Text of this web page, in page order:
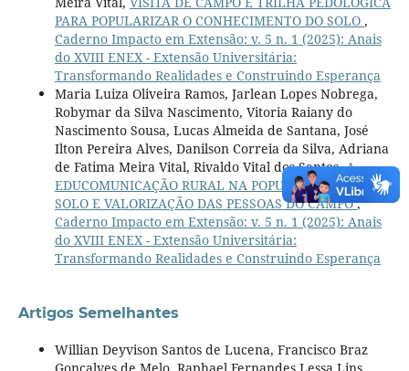
PARA POPULARIZAR O CONHECIMENTO DO SOLO ,
Caderno Impacto em Extensão: v. 5 n. 1 (2025): Anais
do XVIII ENEX - Extensão Universitária:
Transformando Realidades e Construindo Esperança
Maria Luiza Oliveira Ramos, Jarlean Lopes Nobrega,
Robymar da Silva Nascimento, Vitoria Raiany do
Nascimento Sousa, Lucas Almeida de Santana, José
Ilton Pereira Alves, Danilson Correia da Silva, Adriana
de Fatima Meira Vital, Rivaldo Vital dos Santos,A
EDUCOMUNICAÇÃO RURAL NA POPULARIZAÇÃO DO
SOLO E VALORIZAÇÃO DAS PESSOAS DO CAMPO,
Caderno Impacto em Extensão: v. 5 n. 1 (2025): Anais
do XVIII ENEX - Extensão Universitária:
Transformando Realidades e Construindo Esperança
Artigos Semelhantes
Willian Deyvison Santos de Lucena, Francisco Braz